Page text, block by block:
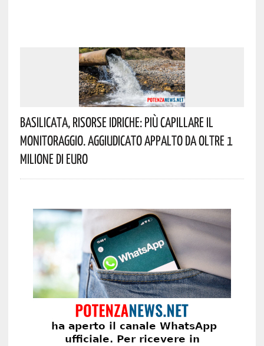
Basilicata, Risorse Idriche: Più Capillare Il
Monitoraggio. Aggiudicato Appalto Da Oltre 1
Milione Di Euro